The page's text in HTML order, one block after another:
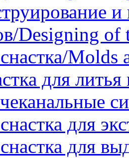
и
Designing of
Molds
для литья
для
для